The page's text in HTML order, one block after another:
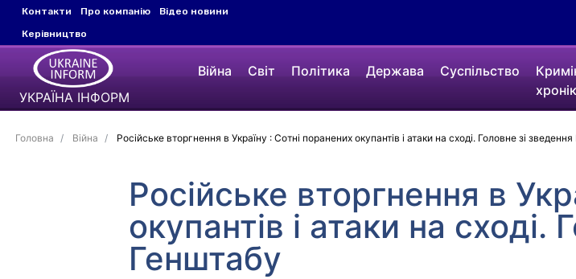
Контакти Про компанію
Відео новини
Керівництво
УКРАЇНА ІНФОРМ
Війна Світ Політика Держава Суспільство
Головна Війна Російське вторгнення в Україну : Сотні поранених окупантів і атаки на сході. Головне зі
Російське вторгнення в
окупантів і атаки на сході.
Генштабу